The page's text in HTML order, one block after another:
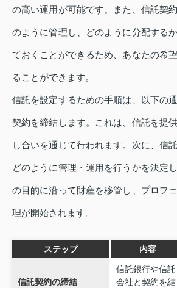
の高い運用が可能です。また、信託契
のように管理し、どのように分配する
ておくことができるため、あなたの希
ることができます。
信託を設定するための手順は、以下の
契約を締結します。これは、信託を提
し合いを通じて行われます。次に、信
どのように管理・運用を行うかを決定
の目的に沿って財産を移管し、プロフ
理が開始されます。
ステップ 内容
信託契約の締結
信託銀行や信託
会社と契約を結